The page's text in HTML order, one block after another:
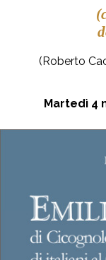
(Roberto
Martedì 4